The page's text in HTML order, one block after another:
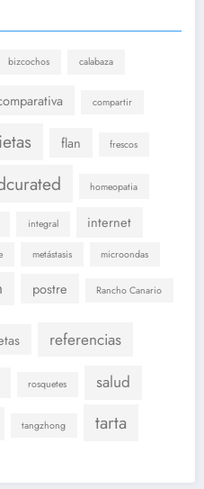
bizcochos calabaza
compartir
flan frescos
homeopatia
integral internet
metástasis microondas
postre Rancho Canario
referencias
rosquetes salud
tangzhong tarta